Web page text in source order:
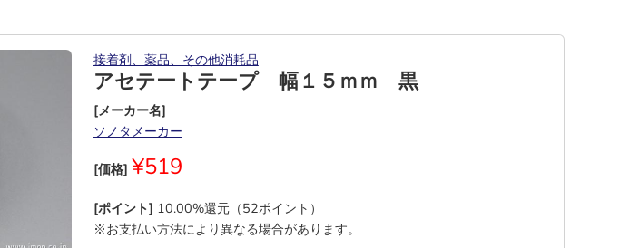
接着剤、薬品、その他消耗品
アセテートテープ 幅１５ｍｍ 黒
[メーカー名]
ソノタメーカー
[価格] ¥519
[ポイント] 10.00%還元（52ポイント）
※お支払い方法により異なる場合があります。